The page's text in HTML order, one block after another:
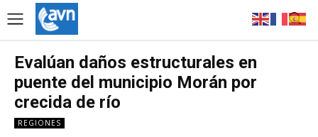
Evalúan daños estructurales en
puente del municipio Morán por
crecida de río
REGIONES